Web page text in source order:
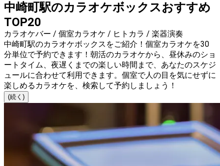
中崎町駅のカラオケボックスおすすめ
TOP20
カラオケバー / 個室カラオケ / ヒトカラ / 楽器演奏
中崎町駅のカラオケボックスをご紹介！個室カラオケを30
分単位で予約できます！朝活のカラオケから、昼休みのショ
ートタイム、夜遅くまでの楽しい時間まで、あなたのスケジ
ュールに合わせて利用できます。個室で人の目を気にせずに
楽しめるカラオケを、検索して予約しましょう！
(続く)